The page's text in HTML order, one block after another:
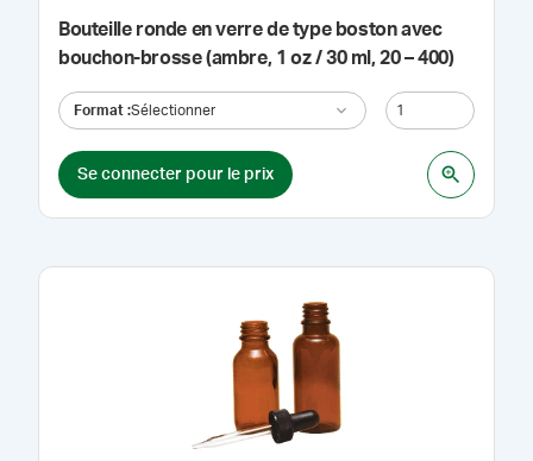
Bouteille ronde en verre de type boston avec
bouchon-brosse (ambre, 1 oz / 30 ml, 20 – 400)
Format :Sélectionner
Se connecter pour le prix